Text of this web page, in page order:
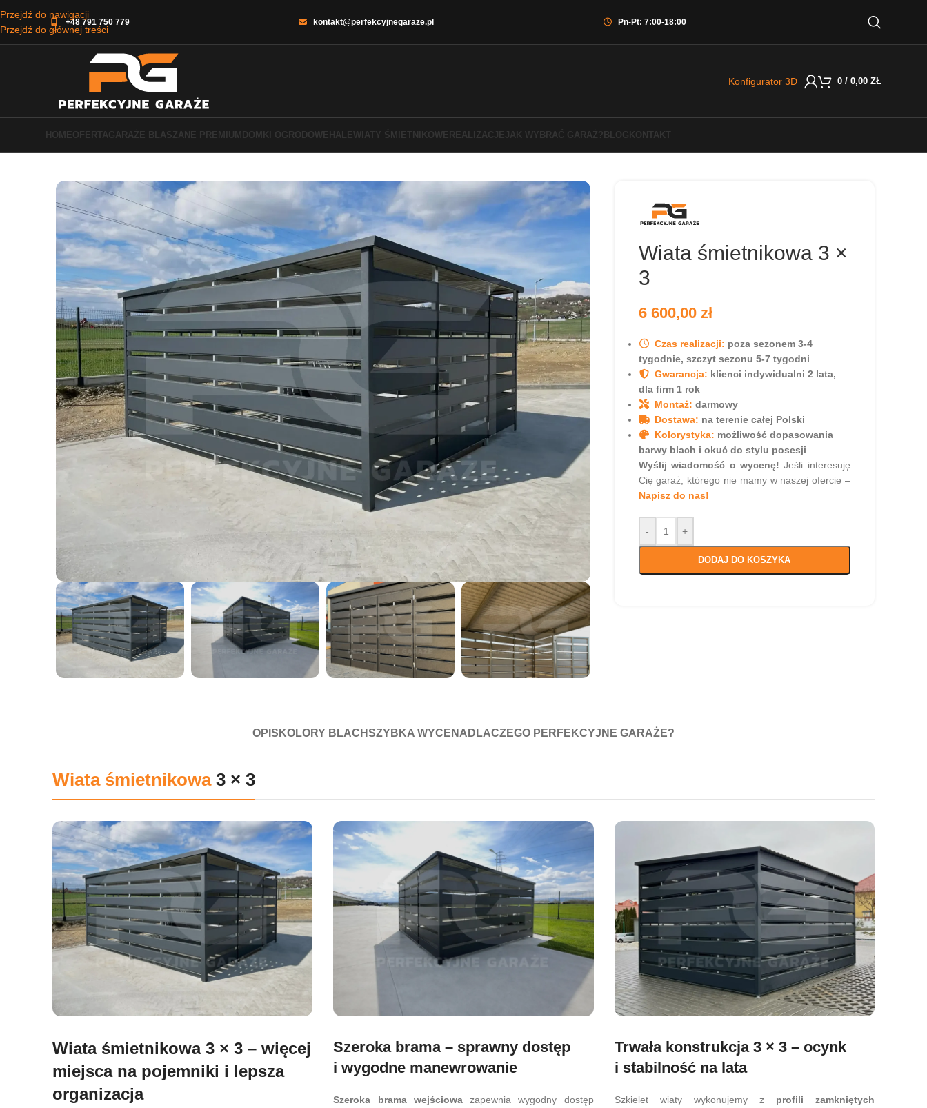
Przejdź do nawigacji
Przejdź do głównej treści
+48 791 750 779 kontakt@perfekcyjnegaraze.pl Pn-Pt: 7:00-18:00
Konfigurator 3D 0 / 0,00 ZŁ
HOMEOFERTAGARAŻE BLASZANE PREMIUM DOMKI OGRODOWE HALEWIATY ŚMIETNIKOWE REALIZACJEJAK WYBRAĆ GARAŻ? BLOG KONTAKT
Wiata śmietnikowa 3 ×
3
6 600,00 zł
Czas realizacji: poza sezonem 3-4
tygodnie, szczyt sezonu 5-7 tygodni
Gwarancja: klienci indywidualni 2 lata,
dla firm 1 rok
Montaż:darmowy
Dostawa: na terenie całej Polski
Kolorystyka: możliwość dopasowania
barwy blach i okuć do stylu posesji
Wyślij wiadomość o wycenę! Jeśli interesuję
Cię garaż, którego nie mamy w naszej ofercie –
Napisz do nas!
- +
DODAJ DO KOSZYKA
OPIS KOLORY BLACHSZYBKA WYCENA DLACZEGO PERFEKCYJNE GARAŻE?
Wiata śmietnikowa3 × 3
Wiata śmietnikowa 3 × 3 – więcej
miejsca na pojemniki i lepsza
organizacja
Szeroka brama – sprawny dostęp
i wygodne manewrowanie
Szeroka brama wejściowazapewnia wygodny dostęp
Trwała konstrukcja 3 × 3 – ocynk
i stabilność na lata
Szkielet wiaty wykonujemy z profili zamkniętych